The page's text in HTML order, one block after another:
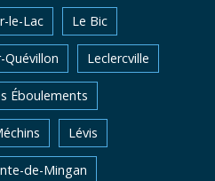
le-Lac Le Bic
Quévillon Leclercville
Éboulements
Lévis
de-Mingan